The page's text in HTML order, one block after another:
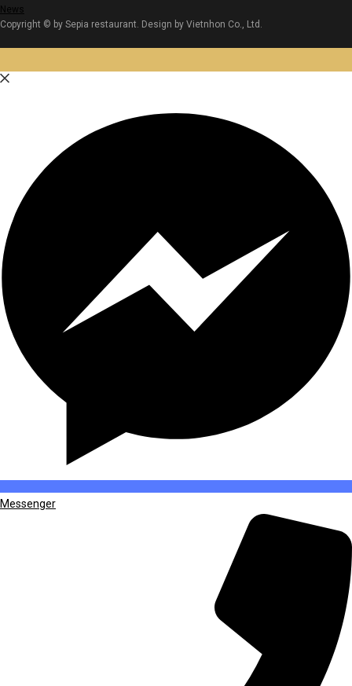
News
Copyright © by Sepia restaurant. Design by Vietnhon Co., Ltd.
Messenger